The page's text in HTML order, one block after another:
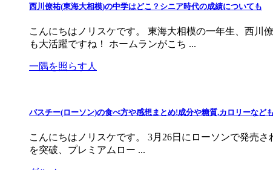
西川僚祐(東海大相模)の中学はどこ？シニア時代の成績についても
こんにちはノリスケです。 東海大相模の一年生、西川
も大活躍ですね！ ホームランがこち ...
一隅を照らす人
バスチー(ローソン)の食べ方や感想まとめ!成分や糖質,カロリーなど
こんにちはノリスケです。 3月26日にローソンで発売
を突破、プレミアムロー ...